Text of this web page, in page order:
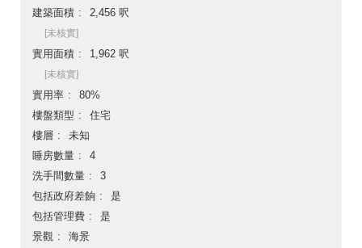
建築面積
2,456 呎
[未核實]
實用面積 1,962 呎
[未核實]
實用率
80%
樓盤類型
住宅
樓層
未知
睡房數量
4
洗手間數量
3
包括政府差餉
是
包括管理費
是
景觀
海景